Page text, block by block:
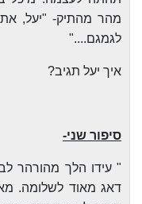
מהר מהתיק- "יעל,
לגמגם...."
איך יעל תגיב?
סיפור שני-
" עידו הלך מהורהר
דאג מאוד לשלומה.